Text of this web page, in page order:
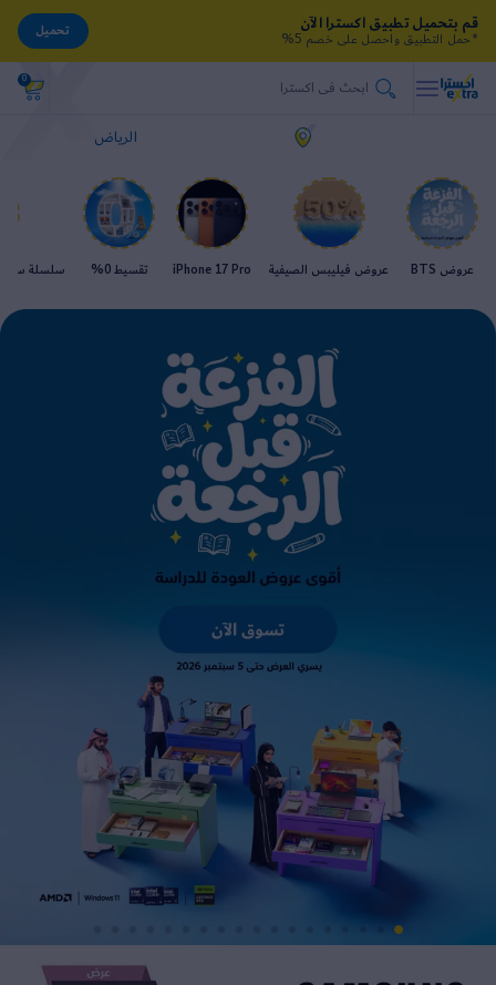
0
الرياض
عروض BTS عروض فيليبس الصيفية iPhone 17 Pro تقسيط 0% سلسلة
قم بتحميل تطبيق اكسترا الآن
*حمل التطبيق واحصل على خصم 5%
تحميل